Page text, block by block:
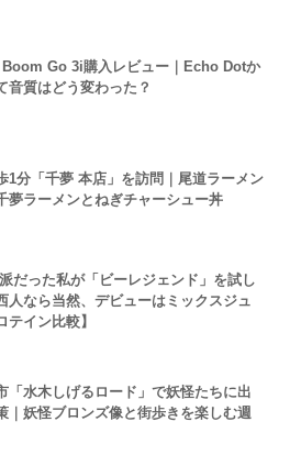
Go 3i購入レビュー｜Echo Dotか
音質はどう変わった？
1分「千夢 本店」を訪問｜尾道ラーメン
夢ラーメンとねぎチャーシュー丼
だった私が「ビーレジェンド」を試し
人なら当然、デビューはミックスジュ
テイン比較】
「水木しげるロード」で妖怪たちに出
｜妖怪ブロンズ像と街歩きを楽しむ週